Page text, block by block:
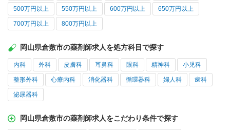
500万円以上 550万円以上 600万円以上 650万円以上
700万円以上 800万円以上
岡山県倉敷市の薬剤師求人を処方科目で探す
内科 外科 皮膚科 耳鼻科 眼科 精神科 小児科
整形外科 心療内科 消化器科 循環器科 婦人科 歯科
泌尿器科
岡山県倉敷市の薬剤師求人をこだわり条件で探す